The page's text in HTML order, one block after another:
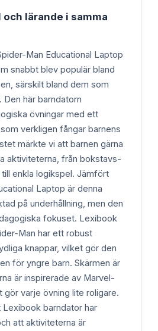
lärande i samma
Man Educational Laptop
snabbt blev populär bland
särskilt bland dem som
Den här barndatorn
övningar med ett
verkligen fångar barnens
märkte vi att barnen gärna
aktiviteterna, från bokstavs-
enkla logikspel. Jämfört
Laptop är denna
på underhållning, men den
fokuset. Lexibook
Man har ett robust
knappar, vilket gör den
för yngre barn. Skärmen är
är inspirerade av Marvel-
gör varje övning lite roligare.
barndator har
att aktiviteterna är